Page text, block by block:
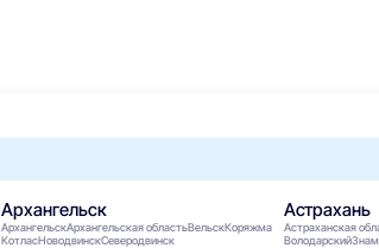
Архангельск
АрхангельскАрхангельская областьВельскКоряжма
КотласНоводвинскСеверодвинск
Астрахань
Астраханская
Володарский